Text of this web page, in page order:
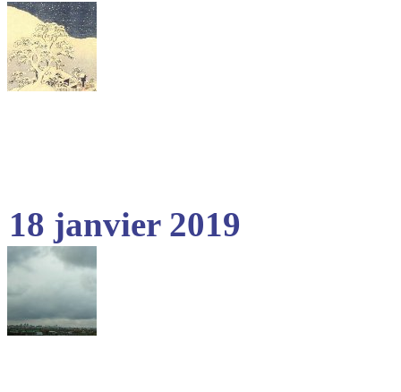
18 janvier 2019